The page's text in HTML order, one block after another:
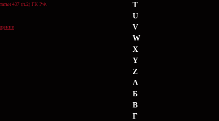
T
U
V
W
X
Y
Z
А
Б
В
Г
437 (п.2) ГК РФ.